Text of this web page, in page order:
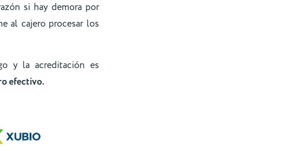
si hay demora por
al cajero procesar los
y la acreditación es
efectivo.